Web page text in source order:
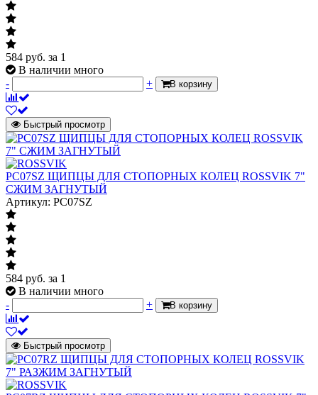
584 руб. за 1
В наличии много
-
+ В корзину
Быстрый просмотр
PC07SZ ЩИПЦЫ ДЛЯ СТОПОРНЫХ КОЛЕЦ ROSSVIK 7"
СЖИМ ЗАГНУТЫЙ
Артикул: PC07SZ
584 руб. за 1
В наличии много
-
+ В корзину
Быстрый просмотр